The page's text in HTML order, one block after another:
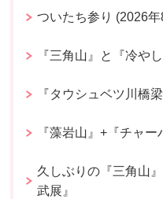
ついたち参り (2026
『三角山』と『冷や
『タウシュベツ川橋
『藻岩山』+『チャー
久しぶりの『三角山
武展』